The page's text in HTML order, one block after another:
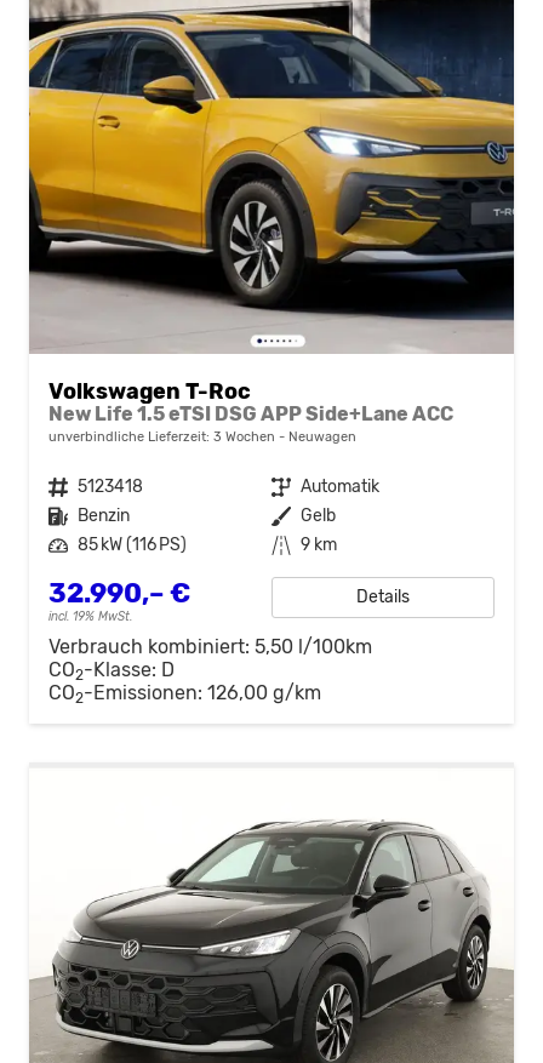
Volkswagen T-Roc
New Life 1.5 eTSI DSG APP Side+Lane ACC
unverbindliche Lieferzeit: 3 Wochen Neuwagen
Fahrzeugnr. 5123418 Getriebe Automatik
Kraftstoff Benzin Außenfarbe Gelb
Leistung 85 kW (116 PS) Kilometerstand 9 km
32.990,– €
incl. 19% MwSt.
Details
Verbrauch kombiniert: 5,50 l/100km
CO2-Klasse: D
CO2-Emissionen: 126,00 g/km